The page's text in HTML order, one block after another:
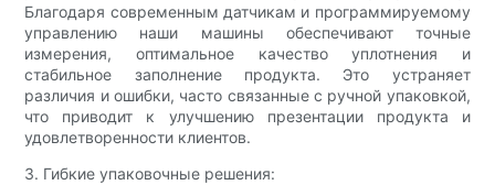
Благодаря современным датчикам и программируемому
управлению наши машины обеспечивают точные
измерения, оптимальное качество уплотнения и
стабильное заполнение продукта. Это устраняет
различия и ошибки, часто связанные с ручной упаковкой,
что приводит к улучшению презентации продукта и
удовлетворенности клиентов.
3. Гибкие упаковочные решения: